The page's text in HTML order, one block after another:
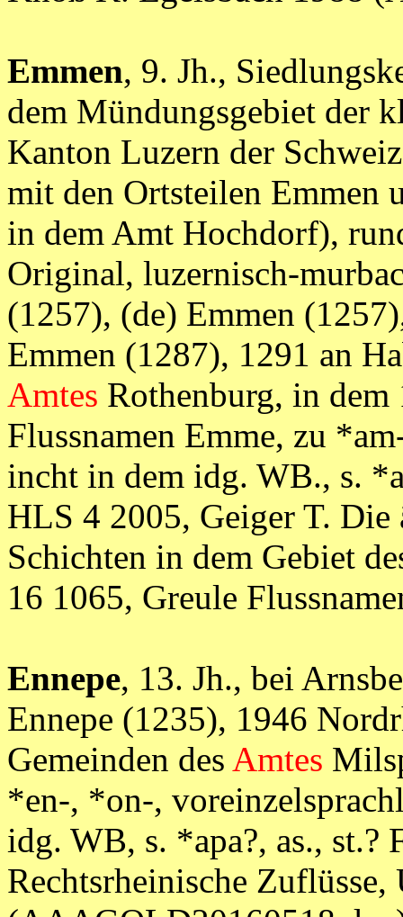
Emmen, 9. Jh.,
dem Mündungsgebiet der
Kanton Luzern der
mit den Ortsteilen Emmen
in dem Amt Hochdorf),
Original, luzernisch-
(1257), (de) Emmen
Emmen (1287), 1291 an
Amtes Rothenburg, in dem
Flussnamen Emme, zu
incht in dem idg. WB., s.
HLS 4 2005, Geiger T. Die
Schichten in dem Gebiet
16 1065, Greule
Ennepe, 13. Jh., bei
Ennepe (1235), 1946
Gemeinden des Amtes
*en-, *on-,
idg. WB, s. *apa?, as., st.?
Rechtsrheinische